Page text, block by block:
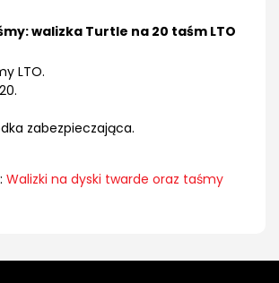
walizka Turtle na 20 taśm LTO
LTO.
zabezpieczająca.
Walizki na dyski twarde oraz taśmy